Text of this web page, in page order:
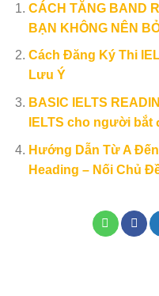
CÁCH TĂNG BAND
BẠN KHÔNG NÊN
Cách Đăng Ký Thi
Lưu Ý
BASIC IELTS
IELTS cho người bắt
Hướng Dẫn Từ A
Heading – Nối Chủ